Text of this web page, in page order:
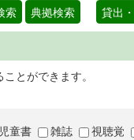
索 典拠検索 貸出
とができます。
児童書 雑誌 視聴覚